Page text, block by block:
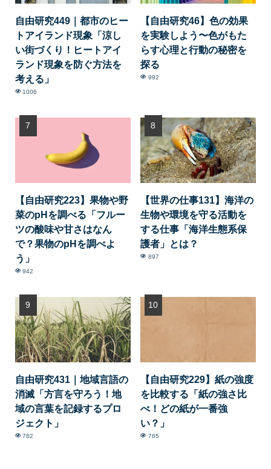
自由研究449｜都市のヒー
トアイランド現象「涼し
い街づくり！ヒートアイ
ランド現象を防ぐ方法を
考える」
1006
【自由研究46】色の効果
を実験しよう〜色がもた
らす心理と行動の秘密を
探る
992
【自由研究223】果物や野
菜のpHを調べる「フルー
ツの酸味や甘さはなん
で？果物のpHを調べよ
う」
942
【世界の仕事131】海洋の
生物や環境を守る活動を
する仕事「海洋生態系保
護者」とは？
897
自由研究431｜地域言語の
消滅「方言を守ろう！地
域の言葉を記録するプロ
ジェクト」
782
【自由研究229】紙の強度
を比較する「紙の強さ比
べ！どの紙が一番強
い？」
765